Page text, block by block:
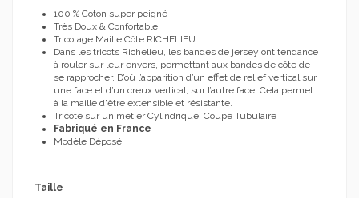
(1 avis)
100 % Coton super peigné
Très Doux & Confortable
Tricotage Maille Côte RICHELIEU
Dans les tricots Richelieu, les bandes de jersey ont tendance
à rouler sur leur envers, permettant aux bandes de côte de
se rapprocher. D’où l’apparition d’un effet de relief vertical sur
une face et d’un creux vertical, sur l’autre face. Cela permet
à la maille d'être extensible et résistante.
Tricoté sur un métier Cylindrique. Coupe Tubulaire
Fabriqué en France
Modèle Déposé
Taille